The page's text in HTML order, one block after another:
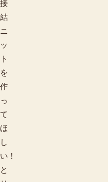
接
結
ニ
ッ
ト
を
作
っ
て
ほ
し
い！
と